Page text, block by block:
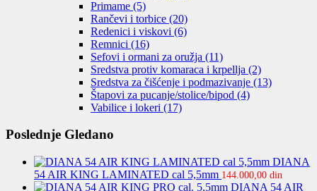
Primame (5)
Rančevi i torbice (20)
Redenici i viskovi (6)
Remnici (16)
Sefovi i ormani za oružja (11)
Sredstva protiv komaraca i krpellja (2)
Sredstva za čišćenje i podmazivanje (13)
Štapovi za pucanje/stolice/bipod (4)
Vabilice i lokeri (17)
Poslednje Gledano
DIANA
54 AIR KING LAMINATED cal 5,5mm 144.000,00 din
DIANA 54 AIR